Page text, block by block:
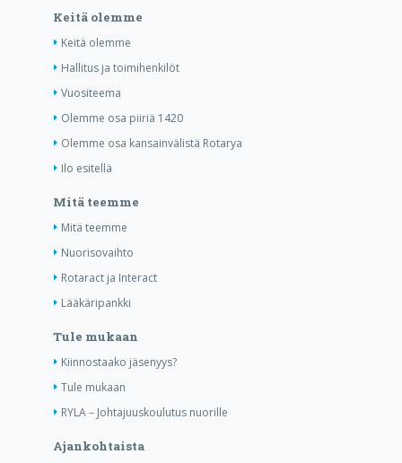
Keitä olemme
Keitä olemme
Hallitus ja toimihenkilöt
Vuositeema
Olemme osa piiriä 1420
Olemme osa kansainvälistä Rotarya
Ilo esitellä
Mitä teemme
Mitä teemme
Nuorisovaihto
Rotaract ja Interact
Lääkäripankki
Tule mukaan
Kiinnostaako jäsenyys?
Tule mukaan
RYLA – Johtajuuskoulutus nuorille
Ajankohtaista